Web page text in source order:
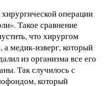
операции
Такое сравнение
что хирургом
а медик-изверг, который
из организма все его
Так случилось с
который